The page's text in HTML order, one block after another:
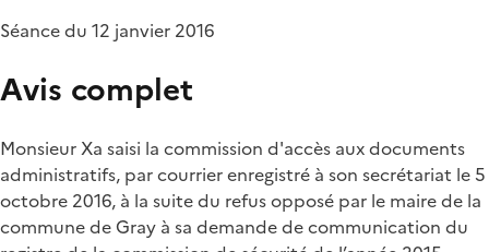
Séance du 12 janvier 2016
Avis complet
Monsieur Xa saisi la commission d'accès aux documents
administratifs, par courrier enregistré à son secrétariat le 5
octobre 2016, à la suite du refus opposé par le maire de la
commune de Gray à sa demande de communication du